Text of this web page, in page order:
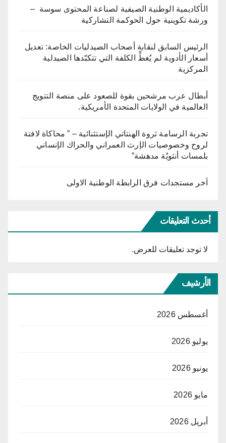
الأكاديمية الوطنية الصيفية لصناعة المحتوى سوسة –
ورشة تكوينية حول الحوكمة التشاركية
الرئيس السابق لنقابة أصحاب الصيدليات الخاصة: تعديل
أسعار الأدوية لم يُغطِّ الكلفة التي تتكبّدها الصيدلية
المركزية
أبطال عرب مرشحين بقوة للصعود على منصة التتويج
العالمية في الولايات المتحدة الأمريكية.
تجربة الرسامة ثروة الهنتاتي الإستثنائية – ” محاكاة لافتة
لروح وخصوصيات الإرث العمراني والحراك الإنساني
بلمسات أنثويٌة مدهشة”
آخر مستجدات فرق الرابطة الوطنية الاولى
أحدث التعليقات
لا توجد تعليقات للعرض.
الأرشيف
أغسطس 2026
يوليو 2026
يونيو 2026
مايو 2026
أبريل 2026